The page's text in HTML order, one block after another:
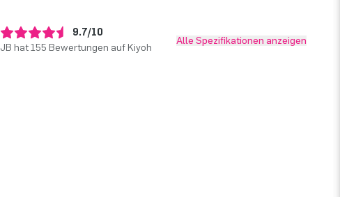
9.7/10
JB hat 155 Bewertungen auf Kiyoh
Alle Spezifikationen anzeigen